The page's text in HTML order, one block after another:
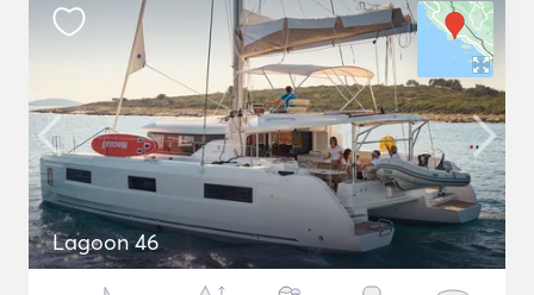
Lagoon 46